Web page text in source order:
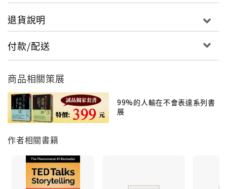
雜
退貨說明
付款/配送
商品相關策展
99%的人輸在不會表達系列書
展
作者相關書籍